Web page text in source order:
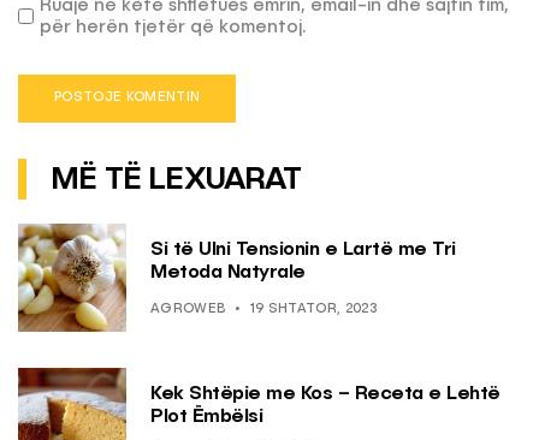
Ruaje në këtë shfletues emrin, email-in dhe sajtin tim,
për herën tjetër që komentoj.
MË TË LEXUARAT
Si të Ulni Tensionin e Lartë me Tri
Metoda Natyrale
AGROWEB 19 SHTATOR, 2023
Kek Shtëpie me Kos – Receta e Lehtë
Plot Ëmbëlsi